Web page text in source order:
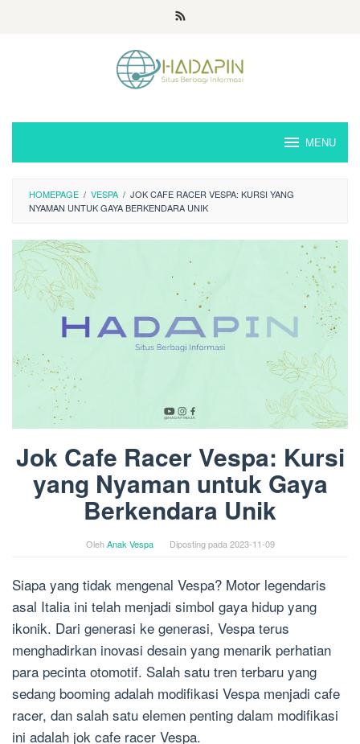
MENU
HOMEPAGE / VESPA / JOK CAFE RACER VESPA: KURSI YANG
NYAMAN UNTUK GAYA BERKENDARA UNIK
Jok Cafe Racer Vespa: Kursi
yang Nyaman untuk Gaya
Berkendara Unik
OlehAnak Vespa Diposting pada 2023-11-09
Siapa yang tidak mengenal Vespa? Motor legendaris
asal Italia ini telah menjadi simbol gaya hidup yang
ikonik. Dari generasi ke generasi, Vespa terus
menghadirkan inovasi desain yang menarik perhatian
para pecinta otomotif. Salah satu tren terbaru yang
sedang booming adalah modifikasi Vespa menjadi cafe
racer, dan salah satu elemen penting dalam modifikasi
ini adalah jok cafe racer Vespa.